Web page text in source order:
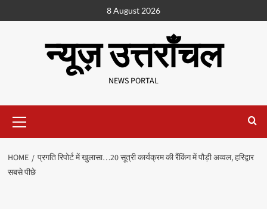
8 August 2026
न्यूज़ उत्तराँचल
NEWS PORTAL
HOME
प्रगति रिपोर्ट में खुलासा…20 सूत्री कार्यक्रम की रैंकिंग में पौड़ी अव्वल, हरिद्वार
सबसे पीछे